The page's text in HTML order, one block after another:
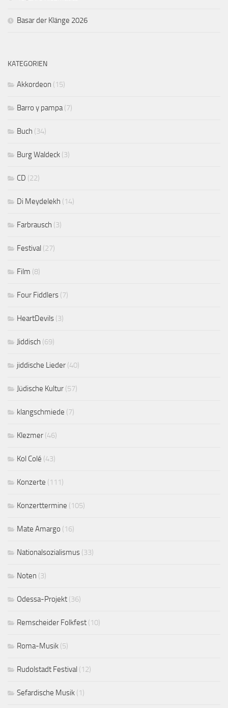
Basar der Klänge 2026
KATEGORIEN
Akkordeon (15)
Barro y pampa(7)
Buch (34)
Burg Waldeck (3)
CD (22)
Di Meydelekh (14)
Farbrausch (3)
Festival (27)
Film (8)
Four Fiddlers (7)
HeartDevils (3)
Jiddisch (69)
jiddische Lieder (40)
Jüdische Kultur (57)
klangschmiede (7)
Klezmer (46)
Kol Colé (43)
Konzerte (111)
Konzerttermine (105)
Mate Amargo (16)
Nationalsozialismus (33)
Noten (3)
Odessa-Projekt (36)
Remscheider Folkfest (10)
Roma-Musik (5)
Rudolstadt Festival (12)
Sefardische Musik (1)